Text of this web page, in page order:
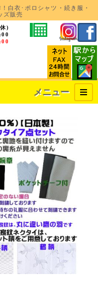
白衣･ポロシャツ・続き服・
ズ販売
)
メニュー